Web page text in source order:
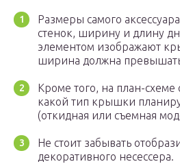
Размеры самого
стенок, ширину и длину
элементом изображают
ширина должна
Кроме того, на план-схеме
какой тип крышки
(откидная или съемная
Не стоит забывать
декоративного несессера.